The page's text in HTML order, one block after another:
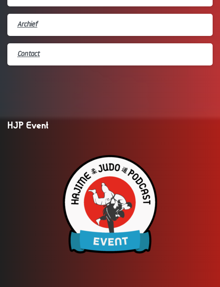
Archief
Contact
HJP Event